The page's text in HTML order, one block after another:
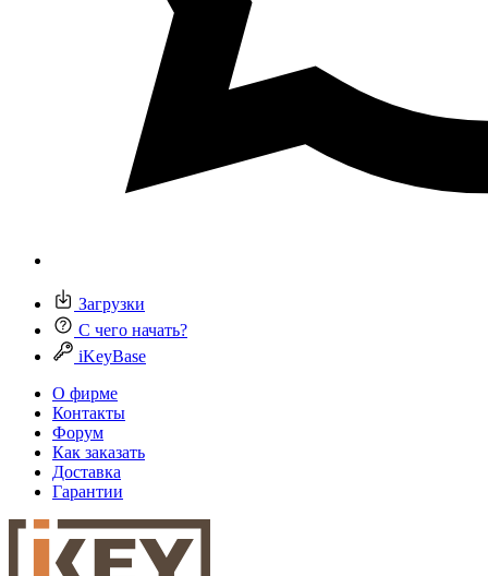
Загрузки
С чего начать?
iKeyBase
О фирме
Контакты
Форум
Как заказать
Доставка
Гарантии